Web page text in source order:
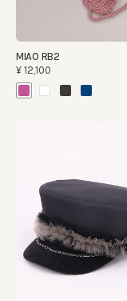
MIAO RB2
¥12,100